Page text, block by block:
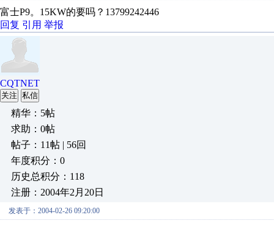
富士P9。15KW的要吗？13799242446
回复 引用 举报
CQTNET
关注 私信
精华：5帖
求助：0帖
帖子：11帖 | 56回
年度积分：0
历史总积分：118
注册：2004年2月20日
发表于：2004-02-26 09:20:00